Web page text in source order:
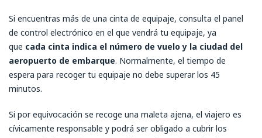
Si encuentras más de una cinta de equipaje, consulta el panel
de control electrónico en el que vendrá tu equipaje, ya
que cada cinta indica el número de vuelo y la ciudad del
aeropuerto de embarque. Normalmente, el tiempo de
espera para recoger tu equipaje no debe superar los 45
minutos.
Si por equivocación se recoge una maleta ajena, el viajero es
cívicamente responsable y podrá ser obligado a cubrir los